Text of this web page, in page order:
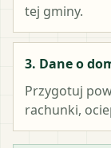
tej gminy.
3. Dane o
Przygotuj
rachunki,